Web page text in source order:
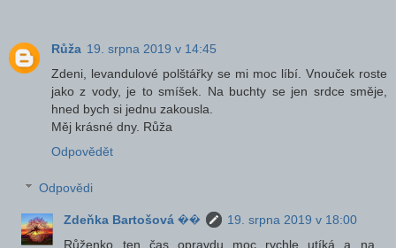
Růža 19. srpna 2019 v 14:45
Zdeni, levandulové polštářky se mi moc líbí. Vnouček roste
jako z vody, je to smíšek. Na buchty se jen srdce směje,
hned bych si jednu zakousla.
Měj krásné dny. Růža
Odpovědět
Odpovědi
Zdeňka Bartošová ��
19. srpna 2019 v 18:00
Růženko ten čas opravdu moc rychle utíká a na